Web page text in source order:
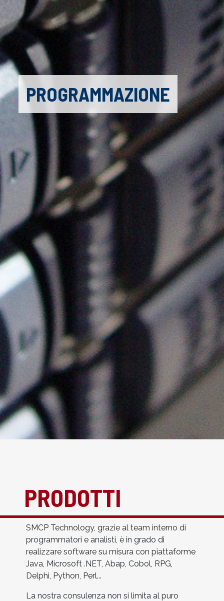
PROGRAMMAZIONE
PRODOTTI
SMCP Technology, grazie al team interno di
programmatori e analisti, è in grado di
realizzare software su misura con piattaforme
Java, Microsoft .NET, Abap, Cobol, RPG,
Delphi, Python, Perl...
La nostra consulenza non si limita al puro